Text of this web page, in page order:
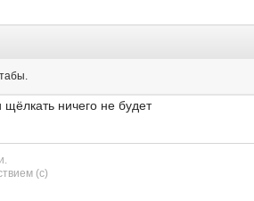
ничего не будет
(с)